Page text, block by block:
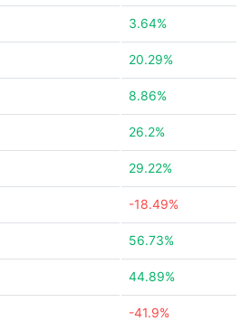
3.64%
20.29%
8.86%
26.2%
29.22%
-18.49%
56.73%
44.89%
-41.9%